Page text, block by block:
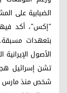
الضبابية على
"إكس"، أكد
بتعهدات
الأصول
شخص منذ مارس